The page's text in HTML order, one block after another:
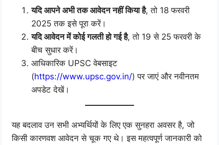
यदि आपने अभी तक आवेदन नहीं किया है, तो 18 फरवरी
2025 तक इसे पूरा करें।
यदि आवेदन में कोई गलती हो गई है, तो 19 से 25 फरवरी के
बीच सुधार करें।
आधिकारिक UPSC वेबसाइट
(https://www.upsc.gov.in/) पर जाएं और नवीनतम
अपडेट देखें।
यह बदलाव उन सभी अभ्यर्थियों के लिए एक सुनहरा अवसर है, जो
किसी कारणवश आवेदन से चूक गए थे। इस महत्वपूर्ण जानकारी को